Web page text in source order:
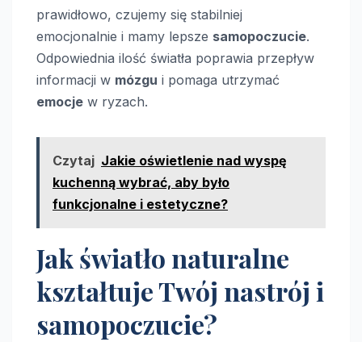
prawidłowo, czujemy się stabilniej
emocjonalnie i mamy lepsze samopoczucie.
Odpowiednia ilość światła poprawia przepływ
informacji w mózgu i pomaga utrzymać
emocje w ryzach.
Czytaj Jakie oświetlenie nad wyspę
kuchenną wybrać, aby było
funkcjonalne i estetyczne?
Jak światło naturalne
kształtuje Twój nastrój i
samopoczucie?